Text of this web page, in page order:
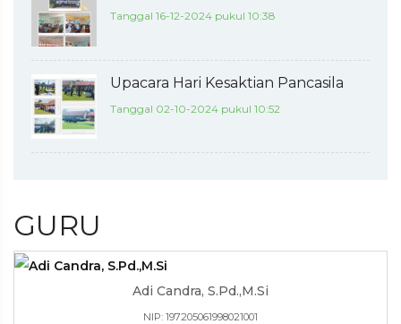
Tanggal 16-12-2024 pukul 10:38
Upacara Hari Kesaktian Pancasila
Tanggal 02-10-2024 pukul 10:52
GURU
Adi Candra, S.Pd.,M.Si
NIP: 197205061998021001